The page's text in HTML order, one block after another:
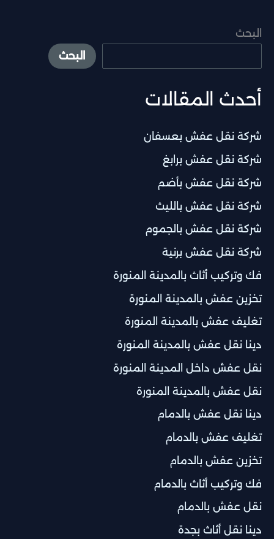
البحث
البحث
أحدث المقالات
شركة نقل عفش بعسفان
شركة نقل عفش برابغ
شركة نقل عفش بأضم
شركة نقل عفش بالليث
شركة نقل عفش بالجموم
شركة نقل عفش برنية
فك وتركيب أثاث بالمدينة المنورة
تخزين عفش بالمدينة المنورة
تغليف عفش بالمدينة المنورة
دينا نقل عفش بالمدينة المنورة
نقل عفش داخل المدينة المنورة
نقل عفش بالمدينة المنورة
دينا نقل عفش بالدمام
تغليف عفش بالدمام
تخزين عفش بالدمام
فك وتركيب أثاث بالدمام
نقل عفش بالدمام
دينا نقل أثاث بجدة